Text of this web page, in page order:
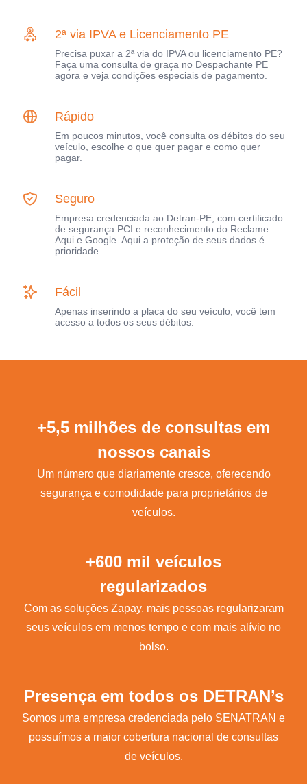
2ª via IPVA e Licenciamento PE
Precisa puxar a 2ª via do IPVA ou licenciamento PE?
Faça uma consulta de graça no Despachante PE
agora e veja condições especiais de pagamento.
Rápido
Em poucos minutos, você consulta os débitos do seu
veículo, escolhe o que quer pagar e como quer
pagar.
Seguro
Empresa credenciada ao Detran-PE, com certificado
de segurança PCI e reconhecimento do Reclame
Aqui e Google. Aqui a proteção de seus dados é
prioridade.
Fácil
Apenas inserindo a placa do seu veículo, você tem
acesso a todos os seus débitos.
+5,5 milhões de consultas em
nossos canais
Um número que diariamente cresce, oferecendo
segurança e comodidade para proprietários de
veículos.
+600 mil veículos
regularizados
Com as soluções Zapay, mais pessoas regularizaram
seus veículos em menos tempo e com mais alívio no
bolso.
Presença em todos os DETRAN’s
Somos uma empresa credenciada pelo SENATRAN e
possuímos a maior cobertura nacional de consultas
de veículos.